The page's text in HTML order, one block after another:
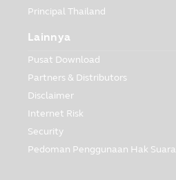
Principal Thailand
Lainnya
Pusat Download
Partners & Distributors
Disclaimer
Internet Risk
Security
Pedoman Penggunaan Hak Suara